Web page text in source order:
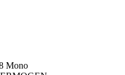
Mono